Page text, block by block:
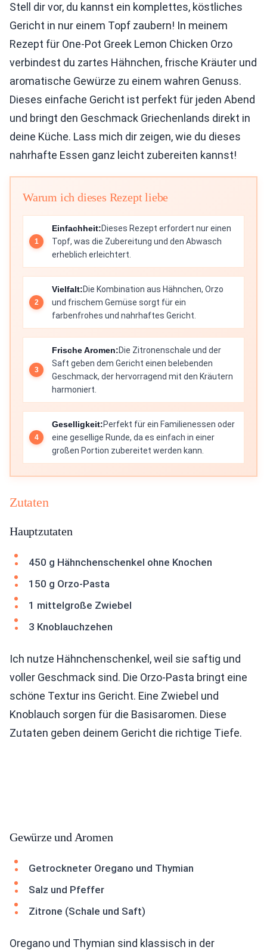
Stell dir vor, du kannst ein komplettes, köstliches
Gericht in nur einem Topf zaubern! In meinem
Rezept für One-Pot Greek Lemon Chicken Orzo
verbindest du zartes Hähnchen, frische Kräuter und
aromatische Gewürze zu einem wahren Genuss.
Dieses einfache Gericht ist perfekt für jeden Abend
und bringt den Geschmack Griechenlands direkt in
deine Küche. Lass mich dir zeigen, wie du dieses
nahrhafte Essen ganz leicht zubereiten kannst!
Warum ich dieses Rezept liebe
Einfachheit:Dieses Rezept erfordert nur einen
Topf, was die Zubereitung und den Abwasch
erheblich erleichtert.
Vielfalt:Die Kombination aus Hähnchen, Orzo
und frischem Gemüse sorgt für ein
farbenfrohes und nahrhaftes Gericht.
Frische Aromen:Die Zitronenschale und der
Saft geben dem Gericht einen belebenden
Geschmack, der hervorragend mit den Kräutern
harmoniert.
Geselligkeit:Perfekt für ein Familienessen oder
eine gesellige Runde, da es einfach in einer
großen Portion zubereitet werden kann.
Zutaten
Hauptzutaten
450 g Hähnchenschenkel ohne Knochen
150 g Orzo-Pasta
1 mittelgroße Zwiebel
3 Knoblauchzehen
Ich nutze Hähnchenschenkel, weil sie saftig und
voller Geschmack sind. Die Orzo-Pasta bringt eine
schöne Textur ins Gericht. Eine Zwiebel und
Knoblauch sorgen für die Basisaromen. Diese
Zutaten geben deinem Gericht die richtige Tiefe.
Gewürze und Aromen
Getrockneter Oregano und Thymian
Salz und Pfeffer
Zitrone (Schale und Saft)
Oregano und Thymian sind klassisch in der